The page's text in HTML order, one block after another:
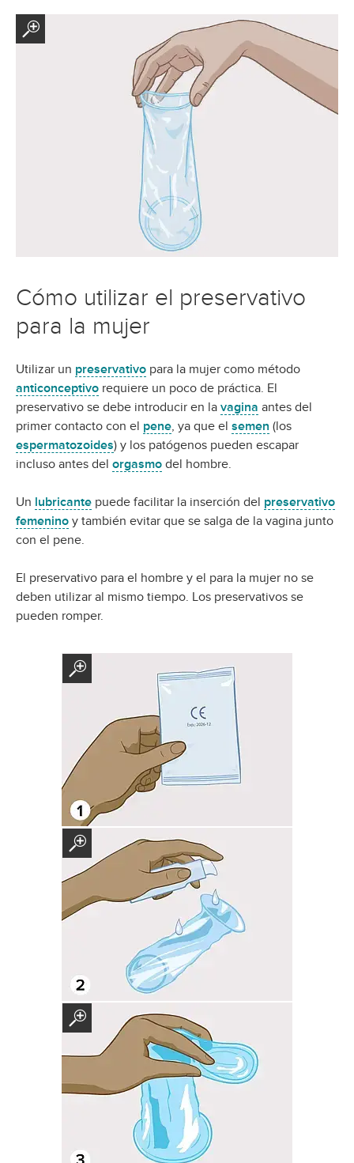
Cómo utilizar el preservativo
para la mujer
Utilizar un preservativo para la mujer como método
anticonceptivo requiere un poco de práctica. El
preservativo se debe introducir en la vagina antes del
primer contacto con el pene, ya que el semen (los
espermatozoides) y los patógenos pueden escapar
incluso antes del orgasmo del hombre.
Un lubricante puede facilitar la inserción del preservativo
femenino y también evitar que se salga de la vagina junto
con el pene.
El preservativo para el hombre y el para la mujer no se
deben utilizar al mismo tiempo. Los preservativos se
pueden romper.